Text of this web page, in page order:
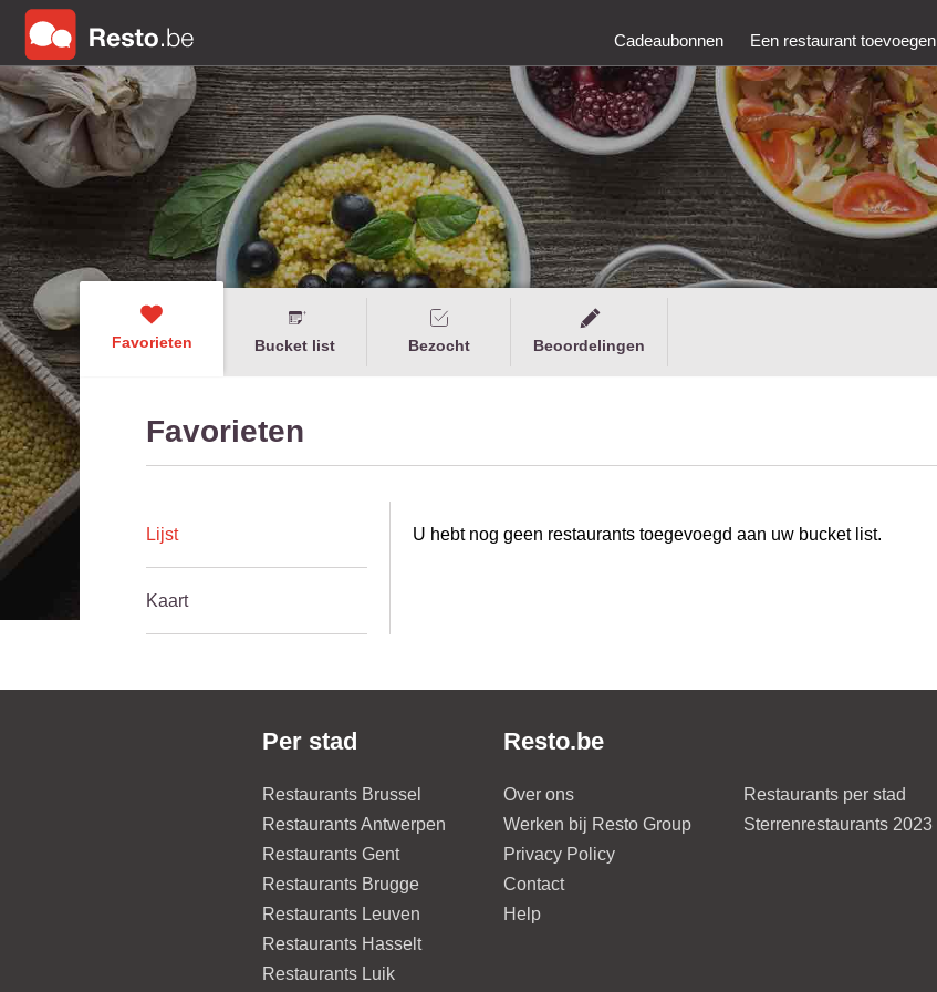
Cadeaubonnen Een restaurant toevoegen
Favorieten Bucket list Bezocht Beoordelingen
Favorieten
Lijst
Kaart
U hebt nog geen restaurants toegevoegd aan uw bucket list.
Per stad
Restaurants Brussel
Restaurants Antwerpen
Restaurants Gent
Restaurants Brugge
Restaurants Leuven
Restaurants Hasselt
Restaurants Luik
Resto.be
Over ons
Werken bij Resto Group
Privacy Policy
Contact
Help
Restaurants per stad
Sterrenrestaurants 2023